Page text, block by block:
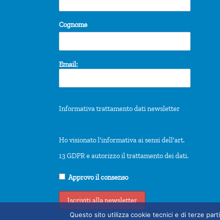
Cognome
Email:
Informativa trattamento dati newsletter
Ho visionato l'informativa ai sensi dell'art.
13 GDPR e autorizzo il trattamento dei dati.
Approvo il consenso
Questo sito utilizza cookie tecnici e di terze